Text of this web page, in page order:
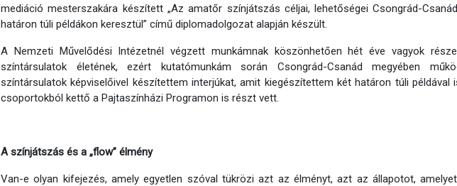
mediáció mesterszakára készített „Az amatőr színjátszás céljai, lehetőségei Csongrád-
határon túli példákon keresztül” című diplomadolgozat alapján készült.
A Nemzeti Művelődési Intézetnél végzett munkámnak köszönhetően hét éve vagyok
színtársulatok életének, ezért kutatómunkám során Csongrád-Csanád megyében
színtársulatok képviselőivel készítettem interjúkat, amit kiegészítettem két határon túli példával
csoportokból kettő a Pajtaszínházi Programon is részt vett.
A színjátszás és a „flow” élmény
Van-e olyan kifejezés, amely egyetlen szóval tükrözi azt az élményt, azt az állapotot,